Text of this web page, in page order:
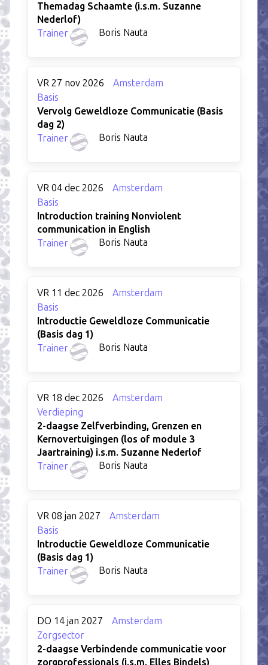
Themadag Schaamte (i.s.m. Suzanne
Nederlof)
Trainer
Boris Nauta
VR 27 nov 2026
Amsterdam
Basis
Vervolg Geweldloze Communicatie (Basis
dag 2)
Trainer
Boris Nauta
VR 04 dec 2026
Amsterdam
Basis
Introduction training Nonviolent
communication in English
Trainer
Boris Nauta
VR 11 dec 2026
Amsterdam
Basis
Introductie Geweldloze Communicatie
(Basis dag 1)
Trainer
Boris Nauta
VR 18 dec 2026
Amsterdam
Verdieping
2-daagse Zelfverbinding, Grenzen en
Kernovertuigingen (los of module 3
Jaartraining) i.s.m. Suzanne Nederlof
Trainer
Boris Nauta
VR 08 jan 2027
Amsterdam
Basis
Introductie Geweldloze Communicatie
(Basis dag 1)
Trainer
Boris Nauta
DO 14 jan 2027
Amsterdam
Zorgsector
2-daagse Verbindende communicatie voor
zorgprofessionals (i.s.m. Elles Bindels)